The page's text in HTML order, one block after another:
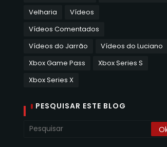
Velharia
Vídeos
Vídeos Comentados
Vídeos do Jarrão
Vídeos do Luciano
Xbox Game Pass
Xbox Series S
Xbox Series X
PESQUISAR ESTE BLOG